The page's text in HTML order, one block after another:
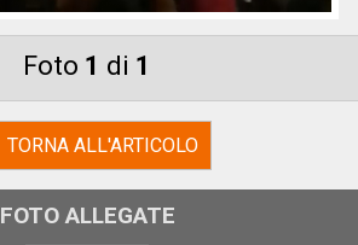
Foto 1 di 1
TORNA ALL'ARTICOLO
FOTO ALLEGATE